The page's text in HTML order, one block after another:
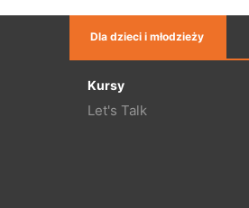
Kursy
Let's Talk
Dla dzieci i młodzieży